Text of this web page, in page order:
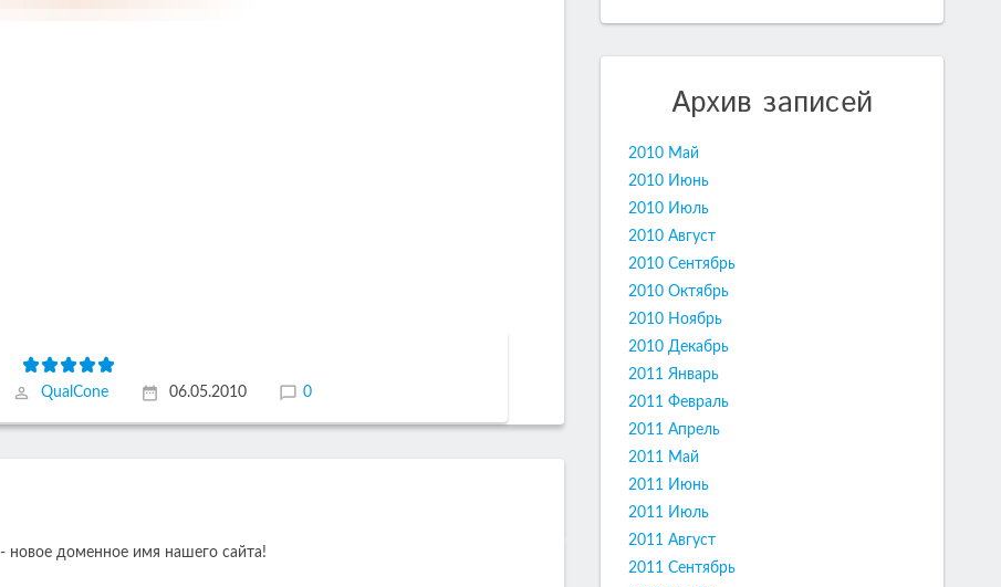
QualCone 06.05.2010 0
- новое доменное имя нашего сайта!
Архив записей
2010 Май
2010 Июнь
2010 Июль
2010 Август
2010 Сентябрь
2010 Октябрь
2010 Ноябрь
2010 Декабрь
2011 Январь
2011 Февраль
2011 Апрель
2011 Май
2011 Июнь
2011 Июль
2011 Август
2011 Сентябрь